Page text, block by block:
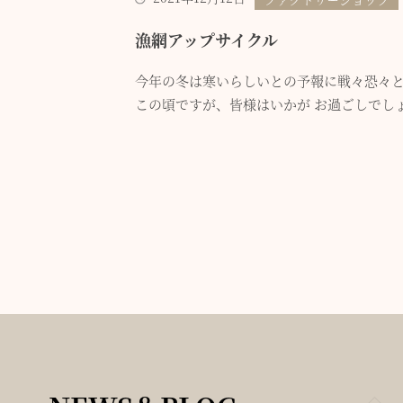
漁網アップサイクル
今年の冬は寒いらしいとの予報に戦々恐々
この頃ですが、皆様はいかが お過ごしでし